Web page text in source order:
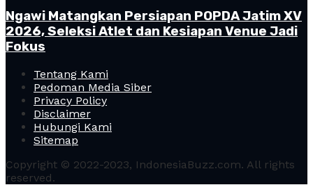
Ngawi Matangkan Persiapan POPDA Jatim XV
2026, Seleksi Atlet dan Kesiapan Venue Jadi
Fokus
Tentang Kami
Pedoman Media Siber
Privacy Policy
Disclaimer
Hubungi Kami
Sitemap
Copyright © 2022-2023, IndonesiaBuzz.com. All rights
reserved.